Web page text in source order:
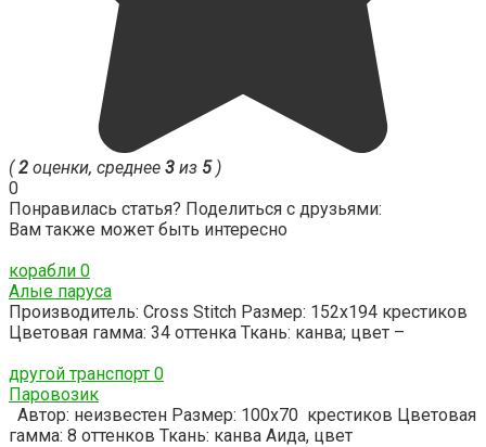
(2 оценки, среднее 3 из 5)
0
Понравилась статья? Поделиться с друзьями:
Вам также может быть интересно
корабли 0
Алые паруса
Производитель: Cross Stitch Размер: 152х194 крестиков
Цветовая гамма: 34 оттенка Ткань: канва; цвет –
другой транспорт 0
Паровозик
Автор: неизвестен Размер: 100х70 крестиков Цветовая
гамма: 8 оттенков Ткань: канва Аида, цвет